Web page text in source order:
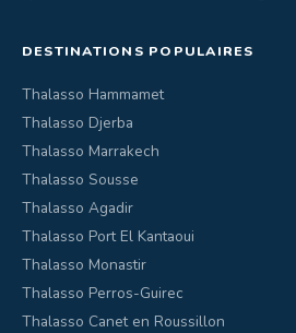
DESTINATIONS POPULAIRES
Thalasso Hammamet
Thalasso Djerba
Thalasso Marrakech
Thalasso Sousse
Thalasso Agadir
Thalasso Port El Kantaoui
Thalasso Monastir
Thalasso Perros-Guirec
Thalasso Canet en Roussillon